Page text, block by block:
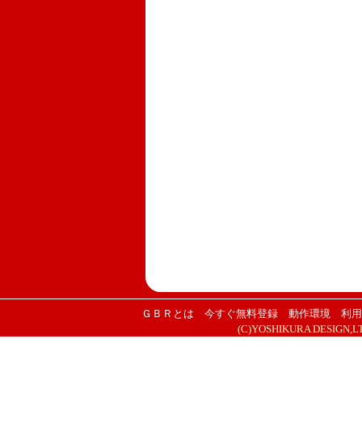
ＧＢＲとは 今すぐ無料登録 動作環境
利
(C)YOSHIKURA